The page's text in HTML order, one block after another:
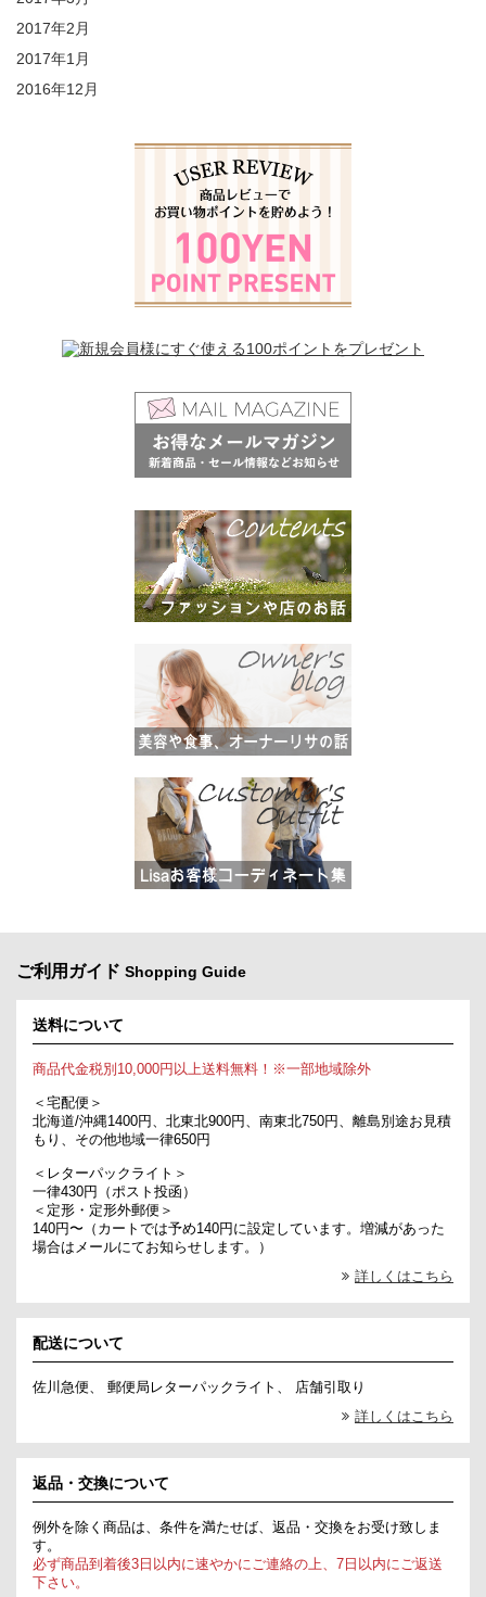
2017年2月
2017年1月
2016年12月
ご利用ガイド Shopping Guide
送料について
商品代金税別10,000円以上送料無料！※一部地域除外
＜宅配便＞
北海道/沖縄1400円、北東北900円、南東北750円、離島別途お見積
もり、その他地域一律650円
＜レターパックライト＞
一律430円（ポスト投函）
＜定形・定形外郵便＞
140円〜（カートでは予め140円に設定しています。増減があった
場合はメールにてお知らせします。）
詳しくはこちら
配送について
佐川急便、 郵便局レターパックライト、 店舗引取り
詳しくはこちら
返品・交換について
例外を除く商品は、条件を満たせば、返品・交換をお受け致しま
す。
必ず商品到着後3日以内に速やかにご連絡の上、7日以内にご返送
下さい。